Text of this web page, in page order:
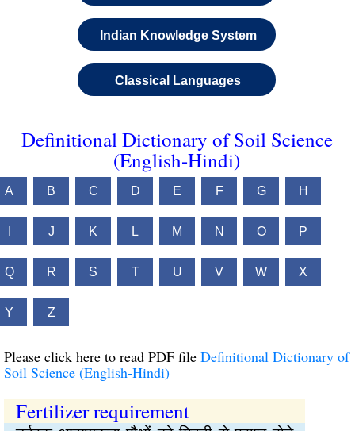
Indian Knowledge System
Classical Languages
Definitional Dictionary of Soil Science
(English-Hindi)
A B C D E F G H
J K L M N O P
Q R S T U V W X
Y Z
Please click here to read PDF file Definitional Dictionary of
Soil Science (English-Hindi)
Fertilizer requirement